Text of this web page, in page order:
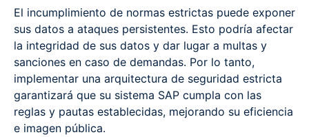
El incumplimiento de normas estrictas puede exponer
sus datos a ataques persistentes. Esto podría afectar
la integridad de sus datos y dar lugar a multas y
sanciones en caso de demandas. Por lo tanto,
implementar una arquitectura de seguridad estricta
garantizará que su sistema SAP cumpla con las
reglas y pautas establecidas, mejorando su eficiencia
e imagen pública.